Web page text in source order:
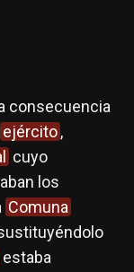
consecuencia
ejército ,
cuyo
los
Comuna
estaba